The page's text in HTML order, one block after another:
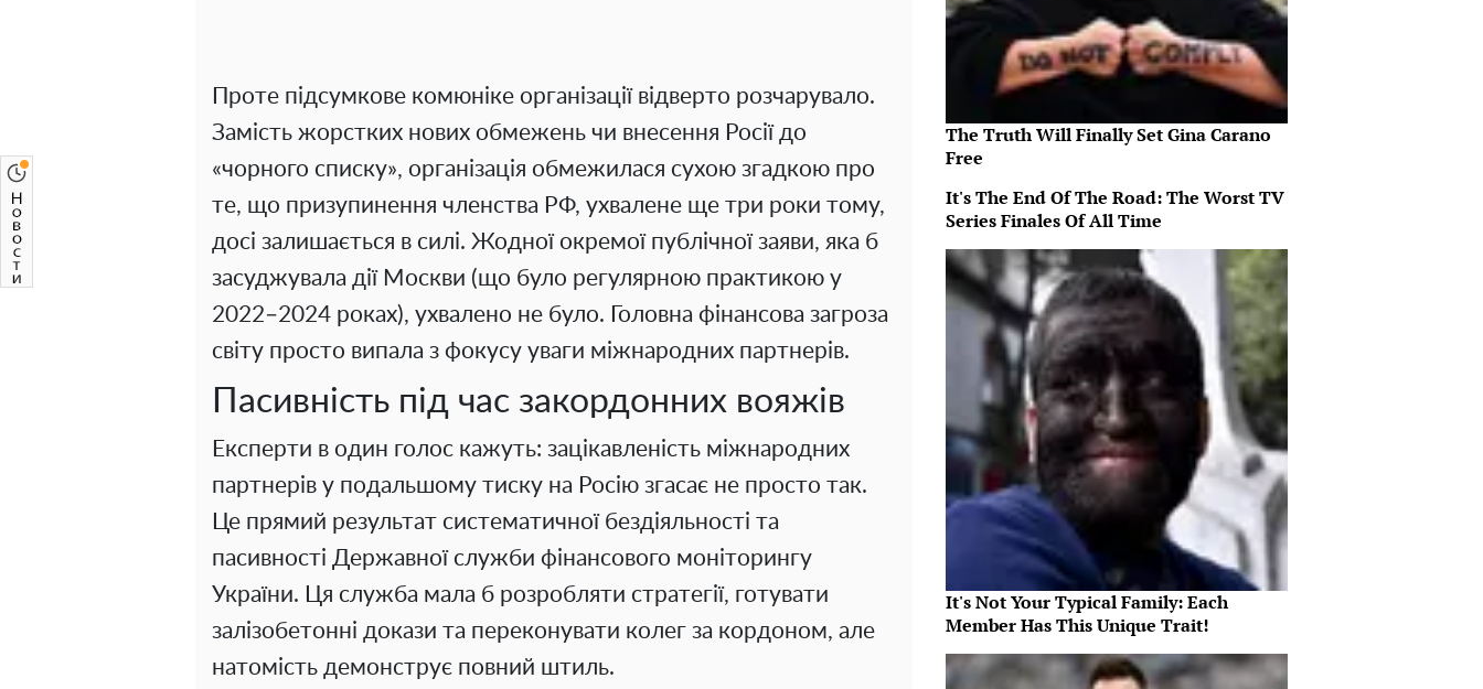
Проте підсумкове комюніке організації відверто розчарувало.
Замість жорстких нових обмежень чи внесення Росії до
«чорного списку», організація обмежилася сухою згадкою про
те, що призупинення членства РФ, ухвалене ще три роки тому,
досі залишається в силі. Жодної окремої публічної заяви, яка б
засуджувала дії Москви (що було регулярною практикою у
2022–2024 роках), ухвалено не було. Головна фінансова загроза
світу просто випала з фокусу уваги міжнародних партнерів.
Пасивність під час закордонних вояжів
Експерти в один голос кажуть: зацікавленість міжнародних
партнерів у подальшому тиску на Росію згасає не просто так.
Це прямий результат систематичної бездіяльності та
пасивності Державної служби фінансового моніторингу
України. Ця служба мала б розробляти стратегії, готувати
залізобетонні докази та переконувати колег за кордоном, але
натомість демонструє повний штиль.
The Truth Will Finally Set Gina Carano
Free
It's The End Of The Road: The Worst TV
Series Finales Of All Time
It's Not Your Typical Family: Each
Member Has This Unique Trait!